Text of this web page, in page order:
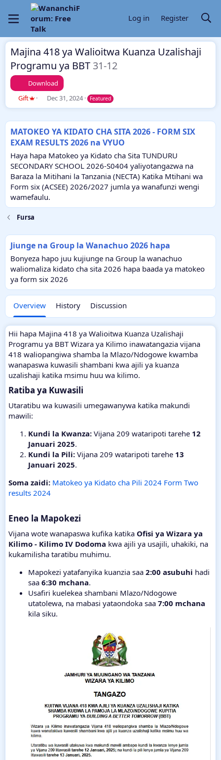
Log in Register
Majina 418 ya Walioitwa Kuanza Uzalishaji
Programu ya BBT 31-12
Download
A
u
h
o
r
Gift
C
r
a
t
i
n
d
a
t
e
Dec 31, 2024 Featured
MATOKEO YA KIDATO CHA SITA 2026 - FORM SIX
EXAM RESULTS 2026 na VYUO
Haya hapa Matokeo ya Kidato cha Sita TUNDURU
SECONDARY SCHOOL 2026-S0404 yaliyotangazwa na
Baraza la Mitihani la Tanzania (NECTA) Katika Mtihani wa
Form six (ACSEE) 2026/2027 jumla ya wanafunzi wengi
wamefaulu.
Fursa
Jiunge na Group la Wanachuo 2026 hapa
Bonyeza hapo juu kujiunge na Group la wanachuo
waliomaliza kidato cha sita 2026 hapa baada ya matokeo
ya form six 2026
Overview History Discussion
Hii hapa Majina 418 ya Walioitwa Kuanza Uzalishaji
Programu ya BBT Wizara ya Kilimo inawatangazia vijana
418 waliopangiwa shamba la Mlazo/Ndogowe kwamba
wanapaswa kuwasili shambani kwa ajili ya kuanza
uzalishaji katika msimu huu wa kilimo.
Ratiba ya Kuwasili​
Utaratibu wa kuwasili umegawanywa katika makundi
mawili:
Kundi la Kwanza: Vijana 209 wataripoti tarehe 12
Januari 2025.
Kundi la Pili: Vijana 209 wataripoti tarehe 13
Januari 2025.
Soma zaidi: Matokeo ya Kidato cha Pili 2024 Form Two
results 2024
Eneo la Mapokezi​
Vijana wote wanapaswa kufika katika Ofisi ya Wizara ya
Kilimo - Kilimo IV Dodoma kwa ajili ya usajili, uhakiki, na
kukamilisha taratibu muhimu.
Mapokezi yatafanyika kuanzia saa 2:00 asubuhi hadi
saa 6:30 mchana.
Usafiri kuelekea shambani Mlazo/Ndogowe
utatolewa, na mabasi yataondoka saa 7:00 mchana
kila siku.